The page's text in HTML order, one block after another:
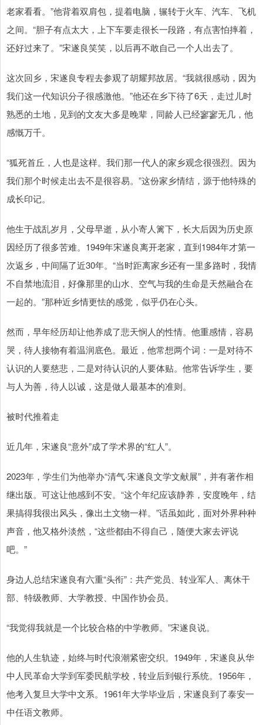
老家看看。”他背着双肩包，提着电脑，辗转于火车、汽车、飞机
之间。“胆子有点太大，上下车要走很长一段路，有点害怕摔着，
还好过来了。”宋遂良笑笑，以后再不敢自己一个人出去了。
这次回乡，宋遂良专程去参观了胡耀邦故居。“我就很感动，因为
我们这一代知识分子很感激他。”他还在乡下待了6天，走过儿时
熟悉的土地，见到的文友大多是晚辈，同龄人已经寥寥无几，他
感慨万千。
“狐死首丘，人也是这样。我们那一代人的家乡观念很强烈。因为
我们那个时候走出去不是很容易。”这份家乡情结，源于他特殊的
成长印记。
他生于战乱岁月，父母早逝，从小寄人篱下，长大后因为历史原
因经历了很多苦难。1949年宋遂良离开老家，直到1984年才第一
次返乡，中间隔了近30年。“当时距离家乡还有一里多路时，我情
不自禁地流泪，好像那里的山水、空气与我的生命是天然融合在
一起的。”那种近乡情更怯的感觉，似乎仍在心头。
然而，早年经历却让他养成了悲天悯人的性情。他重感情，容易
哭，待人接物有着温润底色。最近，他常想两个词：一是对待不
认识的人要慈悲，二是对待认识的人要体贴。他常告诉学生，要
与人为善，待人以诚，这是做人最基本的准则。
被时代推着走
近几年，宋遂良“意外”成了学术界的“红人”。
2023年，学生们为他举办“清气·宋遂良文学文献展”，并有著作相
继出版。可这让他感到不安。“这个年纪应该静养，安度晚年，结
果搞得我很出风头，像出土文物一样。”话虽如此，面对外界种种
声音，他又格外淡然，“这些都由不得自己，随便大家去评说
吧。”
身边人总结宋遂良有六重“头衔”：共产党员、转业军人、离休干
部、特级教师、大学教授、中国作协会员。
“我觉得我就是一个比较合格的中学教师。”宋遂良说。
他的人生轨迹，始终与时代浪潮紧密交织。1949年，宋遂良从华
中人民革命大学到军委民航学校，转业后到银行系统。1956年，
他考入复旦大学中文系。1961年大学毕业后，宋遂良到了泰安一
中任语文教师。